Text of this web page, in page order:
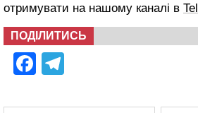
отримувати на нашому каналі в
ПОДІЛИТИСЬ
Facebook